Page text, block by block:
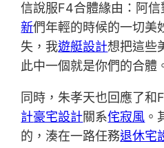
信說服F4合體緣由：阿信
新們年輕的時候的一切美
失，我遊艇設計想把這些
此中一個就是你們的合體
同時，朱孝天也回應了和
計豪宅設計關系侘寂風 。
的，湊在一路任務退休宅